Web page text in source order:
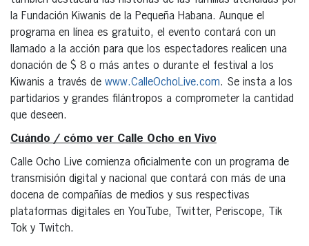
la Fundación Kiwanis de la Pequeña Habana. Aunque el
programa en línea es gratuito, el evento contará con un
llamado a la acción para que los espectadores realicen una
donación de $ 8 o más antes o durante el festival a los
Kiwanis a través de www.CalleOchoLive.com. Se insta a los
partidarios y grandes filántropos a comprometer la cantidad
que deseen.
Cuándo / cómo ver Calle Ocho en Vivo
Calle Ocho Live comienza oficialmente con un programa de
transmisión digital y nacional que contará con más de una
docena de compañías de medios y sus respectivas
plataformas digitales en YouTube, Twitter, Periscope, Tik
Tok y Twitch.